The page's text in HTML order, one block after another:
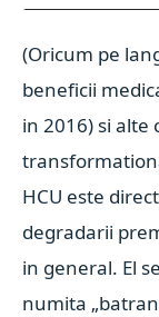
(Oricum pe
beneficii
in 2016) si alte
HCU este
degradarii
in general. El
numita